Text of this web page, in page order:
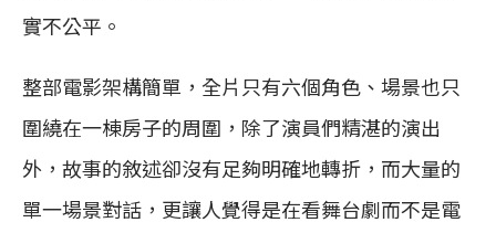
實不公平。
整部電影架構簡單，全片只有六個角色、場景也只
圍繞在一棟房子的周圍，除了演員們精湛的演出
外，故事的敘述卻沒有足夠明確地轉折，而大量的
單一場景對話，更讓人覺得是在看舞台劇而不是電